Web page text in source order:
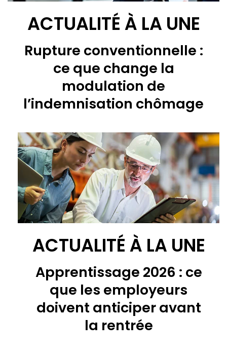
ACTUALITÉ À LA UNE
Rupture conventionnelle :
ce que change la
modulation de
l’indemnisation chômage
ACTUALITÉ À LA UNE
Apprentissage 2026 : ce
que les employeurs
doivent anticiper avant
la rentrée